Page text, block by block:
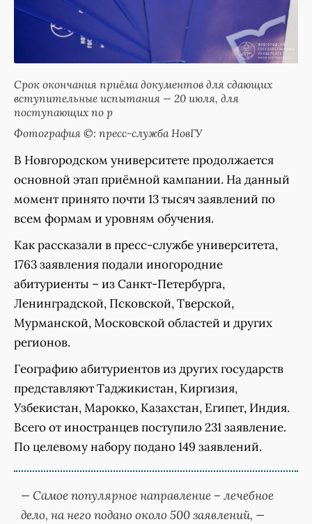
Срок окончания приёма документов для сдающих
вступительные испытания — 20 июля, для
поступающих по р
Фотография ©: пресс-служба НовГУ
В Новгородском университете продолжается
основной этап приёмной кампании. На данный
момент принято почти 13 тысяч заявлений по
всем формам и уровням обучения.
Как рассказали в пресс-службе университета,
1763 заявления подали иногородние
абитуриенты – из Санкт-Петербурга,
Ленинградской, Псковской, Тверской,
Мурманской, Московской областей и других
регионов.
Географию абитуриентов из других государств
представляют Таджикистан, Киргизия,
Узбекистан, Марокко, Казахстан, Египет, Индия.
Всего от иностранцев поступило 231 заявление.
По целевому набору подано 149 заявлений.
— Самое популярное направление – лечебное
дело, на него подано около 500 заявлений, —